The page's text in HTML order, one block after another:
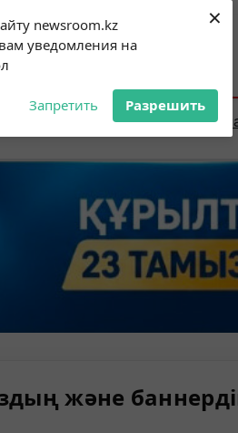
newsroom.kz
уведомления на
Запретить Разрешить
×
click on
Алматы:21°C Шымкент:
Елорда
және